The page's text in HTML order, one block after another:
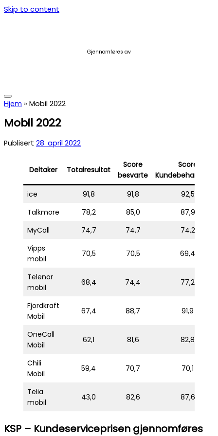
Skip to content
Gjennomføres av
Hjem » Mobil 2022
Mobil 2022
Publisert 28. april 2022
Deltaker Totalresultat
Score
besvarte
Score
ice
91,8 91,8
92,5
Talkmore
78,2 85,0
87,9
MyCall
74,7 74,7
74,2
Vipps
mobil
70,5 70,5 69,4
Telenor
mobil
68,4 74,4 77,2
Fjordkraft
Mobil
67,4 88,7 91,9
OneCall
Mobil
62,1 81,6 82,8
Chili
Mobil
59,4 70,7 70,1
Telia
mobil
43,0 82,6 87,6
KSP – Kundeserviceprisen gjennomføres